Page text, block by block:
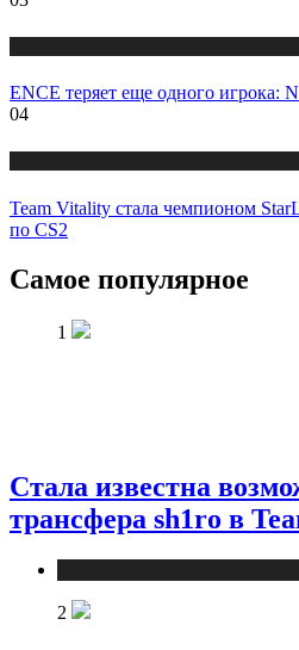
ENCE теряет еще одного игрока:
04
Team Vitality стала чемпионом
по CS2
Самое популярное
1
Стала известна
трансфера sh1ro в
2